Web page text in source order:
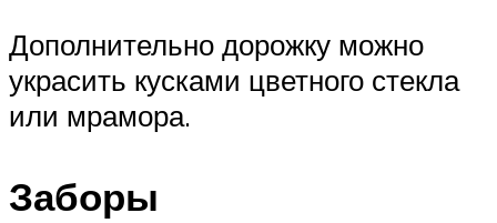
Дополнительно дорожку можно
украсить кусками цветного стекла
или мрамора.
Заборы